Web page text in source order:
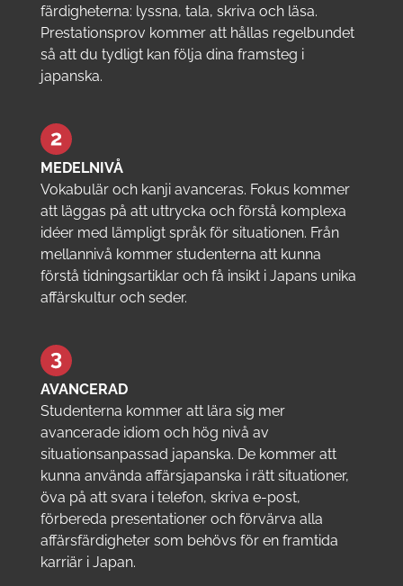
färdigheterna: lyssna, tala, skriva och läsa.
Prestationsprov kommer att hållas regelbundet
så att du tydligt kan följa dina framsteg i
japanska.
MEDELNIVÅ
Vokabulär och kanji avanceras. Fokus kommer
att läggas på att uttrycka och förstå komplexa
idéer med lämpligt språk för situationen. Från
mellannivå kommer studenterna att kunna
förstå tidningsartiklar och få insikt i Japans unika
affärskultur och seder.
AVANCERAD
Studenterna kommer att lära sig mer
avancerade idiom och hög nivå av
situationsanpassad japanska. De kommer att
kunna använda affärsjapanska i rätt situationer,
öva på att svara i telefon, skriva e-post,
förbereda presentationer och förvärva alla
affärsfärdigheter som behövs för en framtida
karriär i Japan.